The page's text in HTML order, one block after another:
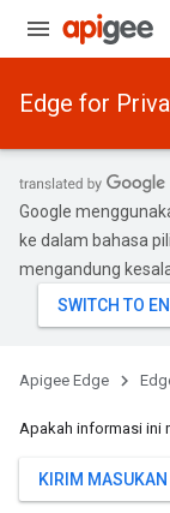
Edge for
Google
ke dalam bahasa
mengandung
Apigee Edge
Apakah informasi ini
KIRIM MASUKAN